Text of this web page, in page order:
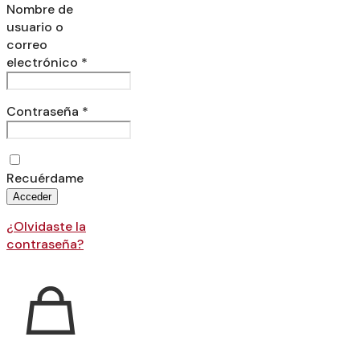
Nombre de
usuario o
correo
electrónico *
Contraseña *
Recuérdame
Acceder
¿Olvidaste la
contraseña?